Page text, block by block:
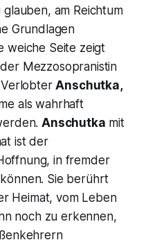
am Reichtum
Grundlagen
weiche Seite zeigt
Mezzosopranistin
VerlobterAnschutka,
als wahrhaft
Anschutka mit
ist der
in fremder
Sie berührt
Heimat, vom Leben
noch zu erkennen,